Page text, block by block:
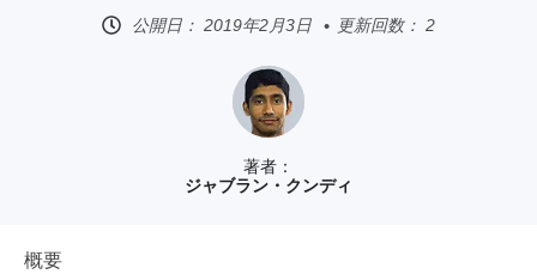
著者：
ジャブラン・クンディ
公開日： 2019年2月3日 更新回数： 2
概要